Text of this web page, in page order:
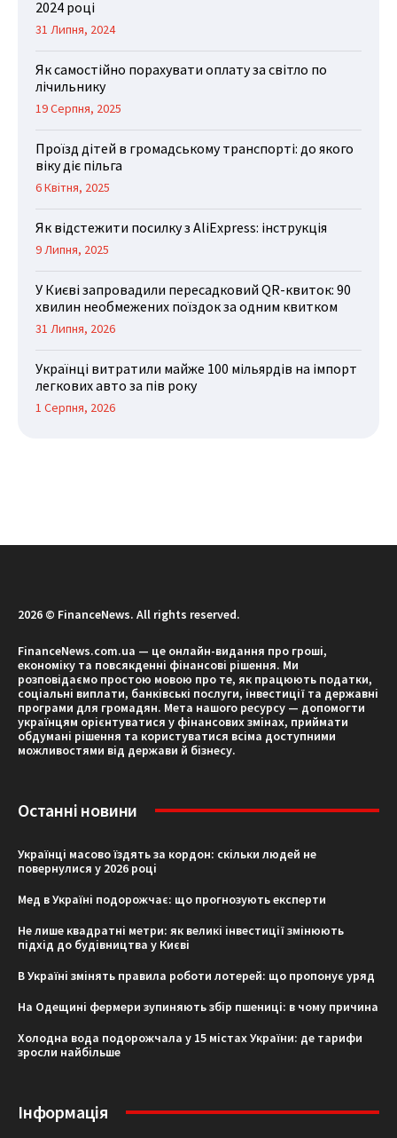
2024 році
31 Липня, 2024
Як самостійно порахувати оплату за світло по
лічильнику
19 Серпня, 2025
Проїзд дітей в громадському транспорті: до якого
віку діє пільга
6 Квітня, 2025
Як відстежити посилку з AliExpress: інструкція
9 Липня, 2025
У Києві запровадили пересадковий QR-квиток: 90
хвилин необмежених поїздок за одним квитком
31 Липня, 2026
Українці витратили майже 100 мільярдів на імпорт
легкових авто за пів року
1 Серпня, 2026
2026 © FinanceNews. All rights reserved.
FinanceNews.com.ua — це онлайн-видання про гроші,
економіку та повсякденні фінансові рішення. Ми
розповідаємо простою мовою про те, як працюють податки,
соціальні виплати, банківські послуги, інвестиції та державні
програми для громадян. Мета нашого ресурсу — допомогти
українцям орієнтуватися у фінансових змінах, приймати
обдумані рішення та користуватися всіма доступними
можливостями від держави й бізнесу.
Останні новини
Українці масово їздять за кордон: скільки людей не
повернулися у 2026 році
Мед в Україні подорожчає: що прогнозують експерти
Не лише квадратні метри: як великі інвестиції змінюють
підхід до будівництва у Києві
В Україні змінять правила роботи лотерей: що пропонує уряд
На Одещині фермери зупиняють збір пшениці: в чому причина
Холодна вода подорожчала у 15 містах України: де тарифи
зросли найбільше
Інформація